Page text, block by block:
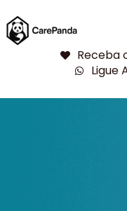
Receba
Ligue